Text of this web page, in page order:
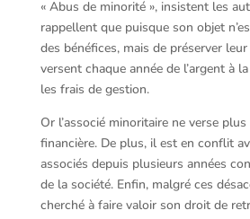
« Abus de minorité », insistent les
rappellent que puisque son objet
des bénéfices, mais de préserver
versent chaque année de l’argent à
les frais de gestion.
Or l’associé minoritaire ne verse
financière. De plus, il est en conflit
associés depuis plusieurs années
de la société. Enfin, malgré ces
cherché à faire valoir son droit de